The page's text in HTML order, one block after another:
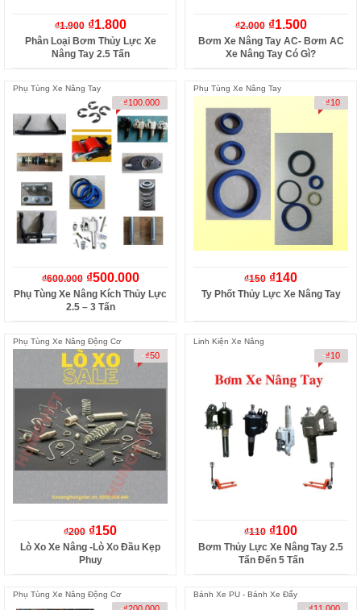
₫1.900 ₫1.800
Phân Loại Bơm Thủy Lực Xe
Nâng Tay 2.5 Tấn
₫2.000 ₫1.500
Bơm Xe Nâng Tay AC- Bơm AC
Xe Nâng Tay Có Gì?
Phụ Tùng Xe Nâng Tay
-₫100.000
₫600.000 ₫500.000
Phụ Tùng Xe Nâng Kích Thủy Lực
2.5 – 3 Tấn
Phụ Tùng Xe Nâng Tay
-₫10
₫150 ₫140
Ty Phốt Thủy Lực Xe Nâng Tay
Phụ Tùng Xe Nâng Động Cơ
-₫50
₫200 ₫150
Lò Xo Xe Nâng -Lò Xo Đầu Kẹp
Phuy
Linh Kiện Xe Nâng
-₫10
₫110 ₫100
Bơm Thủy Lực Xe Nâng Tay 2.5
Tấn Đến 5 Tấn
Phụ Tùng Xe Nâng Động Cơ Bánh Xe PU - Bánh Xe Đẩy